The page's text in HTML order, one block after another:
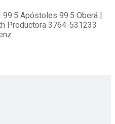
Apóstoles 99.5 Oberá |
Productora 3764-531233